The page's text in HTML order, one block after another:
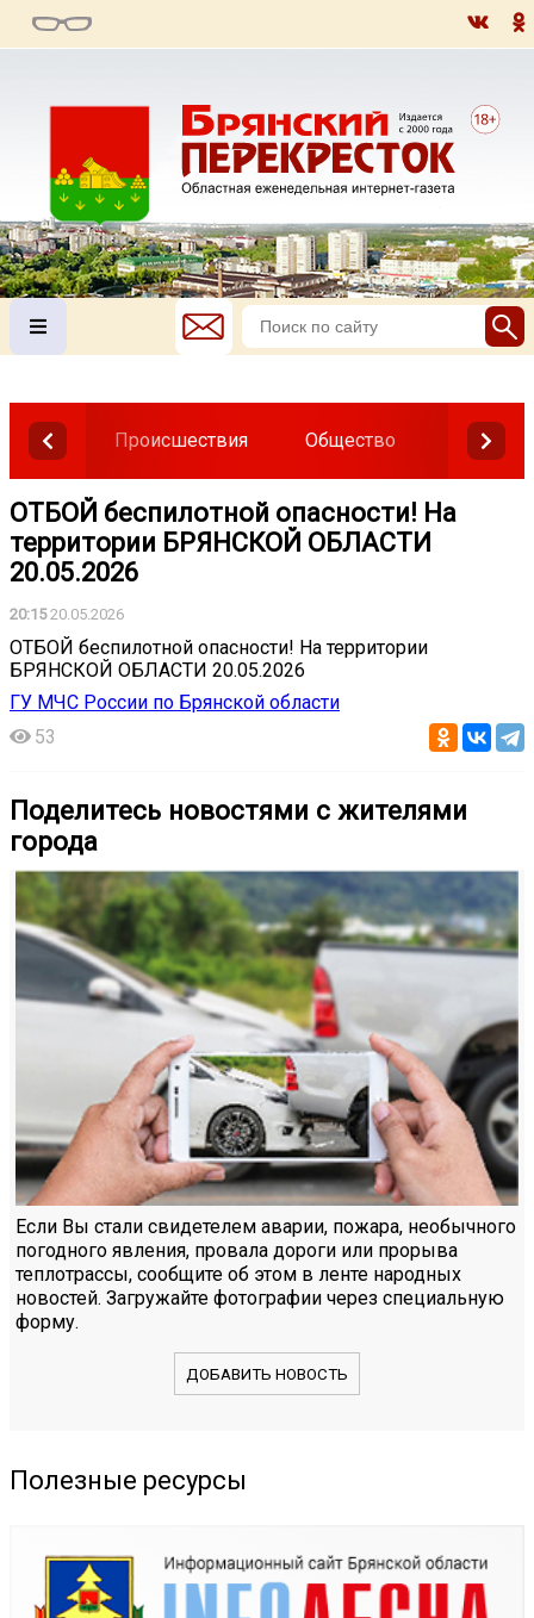
Происшествия Общество Власть
ОТБОЙ беспилотной опасности! На
территории БРЯНСКОЙ ОБЛАСТИ
20.05.2026
20:1520.05.2026
ОТБОЙ беспилотной опасности! На территории
БРЯНСКОЙ ОБЛАСТИ 20.05.2026
ГУ МЧС России по Брянской области
53
Поделитесь новостями с жителями
города
Если Вы стали свидетелем аварии, пожара, необычного
погодного явления, провала дороги или прорыва
теплотрассы, сообщите об этом в ленте народных
новостей. Загружайте фотографии через специальную
форму.
ДОБАВИТЬ НОВОСТЬ
Полезные ресурсы